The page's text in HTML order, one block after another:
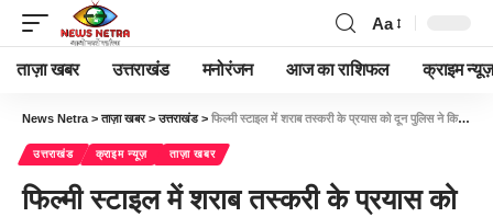
Aa
ताज़ा खबर उत्तराखंड मनोरंजन आज का राशिफल क्राइम न्यूज़
News Netra >ताज़ा खबर>उत्तराखंड> फिल्मी स्टाइल में शराब तस्करी के प्रयास को दून पुलिस ने किया नाकाम-Newsnetra
उत्तराखंड क्राइम न्यूज़ ताज़ा खबर
फिल्मी स्टाइल में शराब तस्करी के प्रयास को